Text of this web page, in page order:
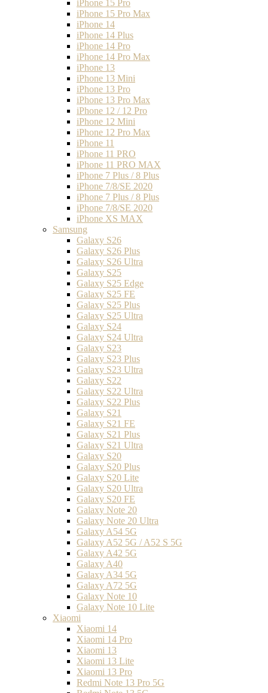
iPhone 15 Pro
iPhone 15 Pro Max
iPhone 14
iPhone 14 Plus
iPhone 14 Pro
iPhone 14 Pro Max
iPhone 13
iPhone 13 Mini
iPhone 13 Pro
iPhone 13 Pro Max
iPhone 12 / 12 Pro
iPhone 12 Mini
iPhone 12 Pro Max
iPhone 11
iPhone 11 PRO
iPhone 11 PRO MAX
iPhone 7 Plus / 8 Plus
iPhone 7/8/SE 2020
iPhone 7 Plus / 8 Plus
iPhone 7/8/SE 2020
iPhone XS MAX
Samsung
Galaxy S26
Galaxy S26 Plus
Galaxy S26 Ultra
Galaxy S25
Galaxy S25 Edge
Galaxy S25 FE
Galaxy S25 Plus
Galaxy S25 Ultra
Galaxy S24
Galaxy S24 Ultra
Galaxy S23
Galaxy S23 Plus
Galaxy S23 Ultra
Galaxy S22
Galaxy S22 Ultra
Galaxy S22 Plus
Galaxy S21
Galaxy S21 FE
Galaxy S21 Plus
Galaxy S21 Ultra
Galaxy S20
Galaxy S20 Plus
Galaxy S20 Lite
Galaxy S20 Ultra
Galaxy S20 FE
Galaxy Note 20
Galaxy Note 20 Ultra
Galaxy A54 5G
Galaxy A52 5G / A52 S 5G
Galaxy A42 5G
Galaxy A40
Galaxy A34 5G
Galaxy A72 5G
Galaxy Note 10
Galaxy Note 10 Lite
Xiaomi
Xiaomi 14
Xiaomi 14 Pro
Xiaomi 13
Xiaomi 13 Lite
Xiaomi 13 Pro
Redmi Note 13 Pro 5G